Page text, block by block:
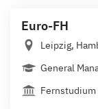
Euro-FH
Leipzig,
General
Fernstudium